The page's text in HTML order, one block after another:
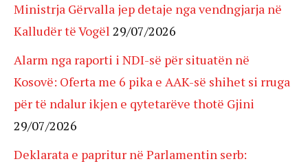
Ministrja Gërvalla jep detaje nga vendngjarja në
Kalludër të Vogël 29/07/2026
Alarm nga raporti i NDI-së për situatën në
Kosovë: Oferta me 6 pika e AAK-së shihet si rruga
për të ndalur ikjen e qytetarëve thotë Gjini
29/07/2026
Deklarata e papritur në Parlamentin serb: